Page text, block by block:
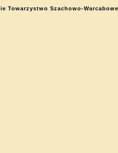
Towarzystwo Szachowo-Warcabowe